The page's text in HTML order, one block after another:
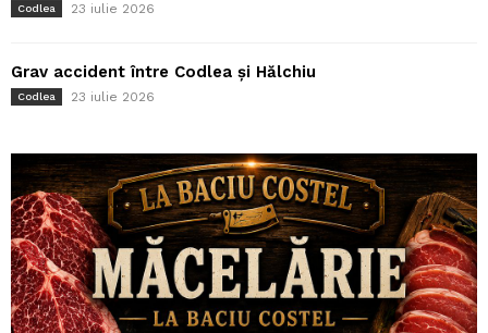
Codlea 23 iulie 2026
Grav accident între Codlea și Hălchiu
Codlea 23 iulie 2026